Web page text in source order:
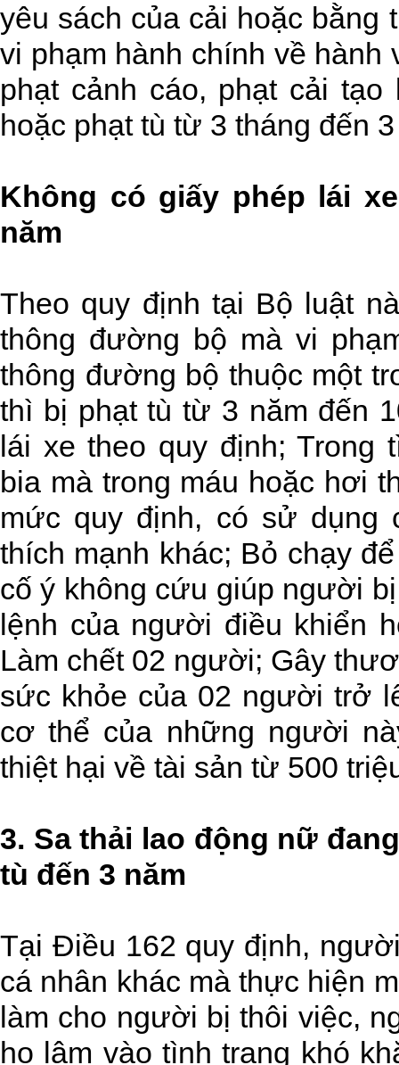
yêu sách của cải hoặc bằng
vi phạm hành chính về hành
phạt cảnh cáo, phạt cải
hoặc phạt tù từ 3 tháng đến
Không có giấy phép lái
năm
Theo quy định tại Bộ luật
thông đường bộ mà vi
thông đường bộ thuộc một
thì bị phạt tù từ 3 năm đến
lái xe theo quy định; Trong
bia mà trong máu hoặc hơi
mức quy định, có sử dụng
thích mạnh khác; Bỏ chạy
cố ý không cứu giúp người
lệnh của người điều khiển
Làm chết 02 người; Gây
sức khỏe của 02 người trở
cơ thể của những người
thiệt hại về tài sản từ 500
3. Sa thải lao động nữ
tù đến 3 năm
Tại Điều 162 quy định,
cá nhân khác mà thực hiện
làm cho người bị thôi việc,
họ lâm vào tình trạng khó